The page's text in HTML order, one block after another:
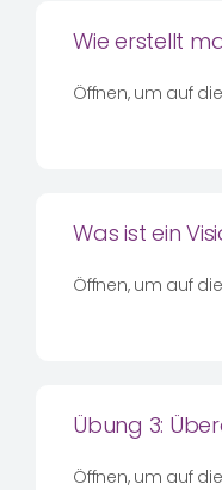
Wie erstellt
Öffnen, um auf
Was ist ein
Öffnen, um auf
Übung 3:
Öffnen, um auf